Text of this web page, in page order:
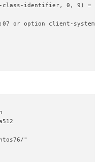
class-identifier, 0, 9) =
or option client-system-
"